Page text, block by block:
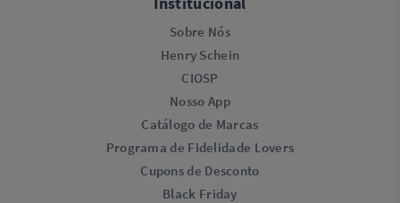
Sobre Nós
Henry Schein
CIOSP
Nosso App
Catálogo de Marcas
Programa de Fidelidade Lovers​
Cupons de Desconto
Black Friday